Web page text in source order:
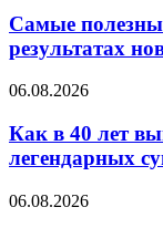
пробиотики:
разбираемся
в
новых
Самые
результатах
Как
40
лет
выглядеть
25:
06.08.2026
Как в 40 лет
легендарных
К
06.08.2026